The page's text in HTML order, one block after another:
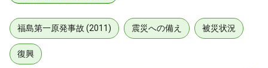
福島第一原発事故 (2011) 震災への備え 被災状況
復興